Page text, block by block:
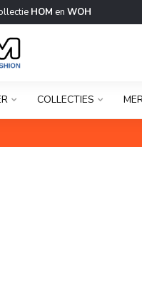
HOM en WOH
COLLECTIES